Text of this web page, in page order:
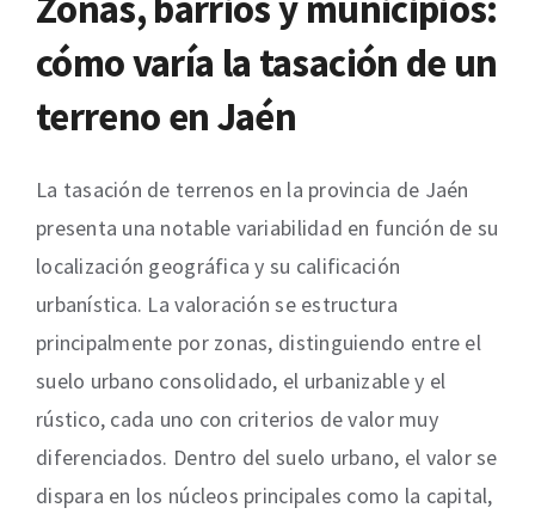
cómo varía la tasación de un
terreno en Jaén
La tasación de terrenos en la provincia de Jaén
presenta una notable variabilidad en función de su
localización geográfica y su calificación
urbanística. La valoración se estructura
principalmente por zonas, distinguiendo entre el
suelo urbano consolidado, el urbanizable y el
rústico, cada uno con criterios de valor muy
diferenciados. Dentro del suelo urbano, el valor se
dispara en los núcleos principales como la capital,